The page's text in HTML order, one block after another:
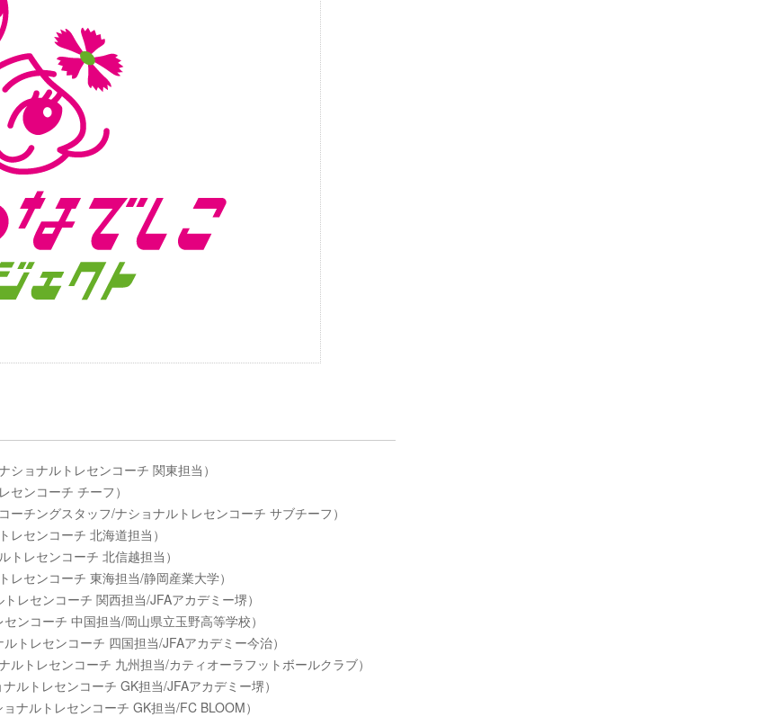
ョナルトレセンコーチ 関東担当）
ンコーチ チーフ）
チングスタッフ/ナショナルトレセンコーチ サブチーフ）
センコーチ 北海道担当）
レセンコーチ 北信越担当）
センコーチ 東海担当/静岡産業大学）
センコーチ 関西担当/JFAアカデミー堺）
コーチ 中国担当/岡山県立玉野高等学校）
レセンコーチ 四国担当/JFAアカデミー今治）
トレセンコーチ 九州担当/カティオーラフットボールクラブ）
トレセンコーチ GK担当/JFAアカデミー堺）
ルトレセンコーチ GK担当/FC BLOOM）